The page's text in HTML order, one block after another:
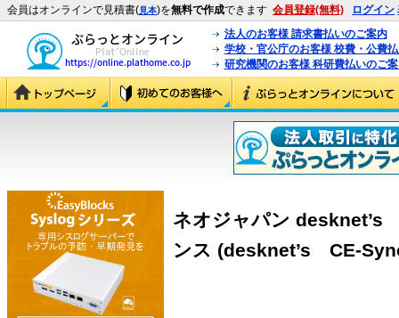
会員はオンラインで見積書(見本)を無料で作成できます 会員登録(無料) ログイン
法人のお客様 請求書払いのご案内
学校・官公庁のお客様 校費・公費
研究機関のお客様 科研費払いのご
ネオジャパン desknet’s
ンス (desknet’s CE-